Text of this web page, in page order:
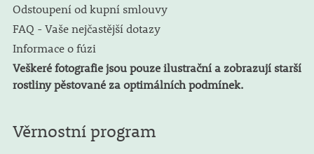
Odstoupení od kupní smlouvy
FAQ - Vaše nejčastější dotazy
Informace o fúzi
Veškeré fotografie jsou pouze ilustrační a zobrazují starší
rostliny pěstované za optimálních podmínek.
Věrnostní program